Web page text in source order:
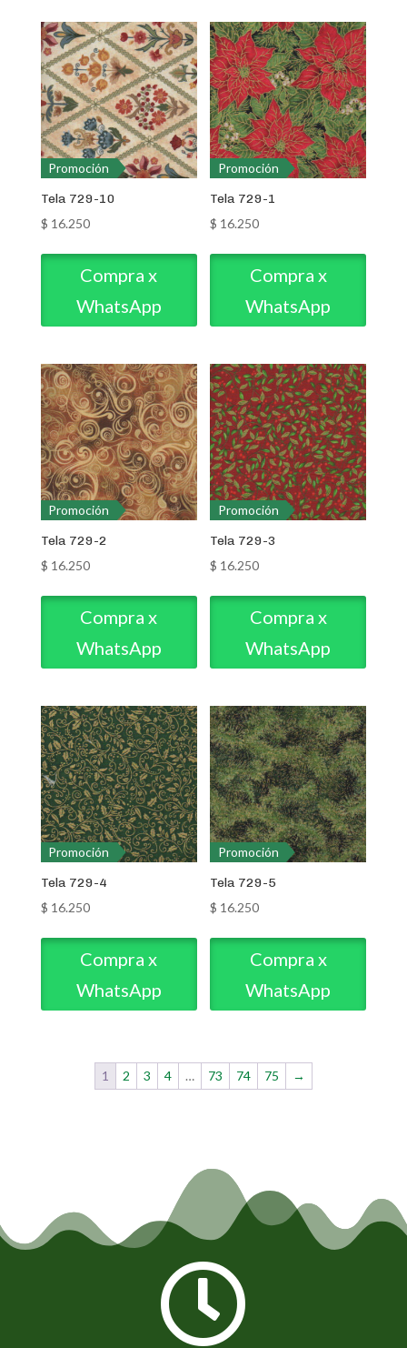
Promoción
Tela 729-10
$ 16.250
Compra x
WhatsApp
Promoción
Tela 729-1
$ 16.250
Compra x
WhatsApp
Promoción
Tela 729-2
$ 16.250
Compra x
WhatsApp
Promoción
Tela 729-3
$ 16.250
Compra x
WhatsApp
Promoción
Tela 729-4
$ 16.250
Compra x
WhatsApp
Promoción
Tela 729-5
$ 16.250
Compra x
WhatsApp
1 2 3 4 … 73 74 75 →
